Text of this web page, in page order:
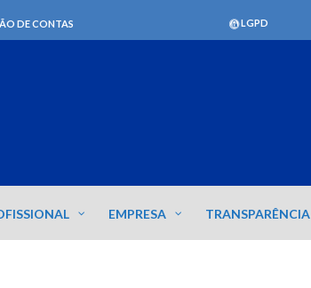
DE CONTAS LGPD
EMPRESA TRANSPARÊNCIA